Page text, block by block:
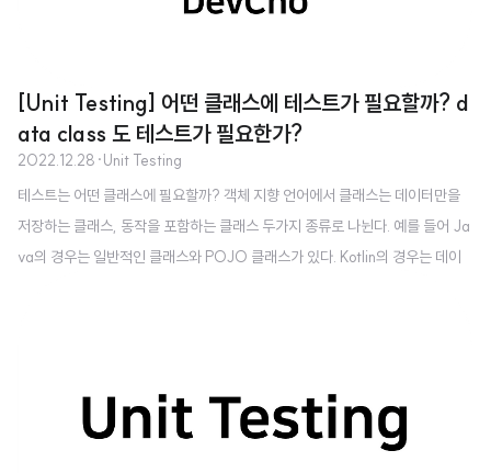
[Unit Testing] 어떤 클래스에 테스트가 필요할까? d
ata class 도 테스트가 필요한가?
2022.12.28 ·Unit Testing
테스트는 어떤 클래스에 필요할까? 객체 지향 언어에서 클래스는 데이터만을
저장하는 클래스, 동작을 포함하는 클래스 두가지 종류로 나뉜다. 예를 들어 Ja
va의 경우는 일반적인 클래스와 POJO 클래스가 있다. Kotlin의 경우는 데이
상은 객체이지 데이터 구조가 아니다. 따라서 테스트가 필요한 클래스는 동작을
포함하는 클래스인 객체이다. Kotlin의 data class는 테스..